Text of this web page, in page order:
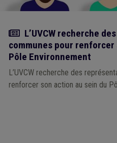
Actualité
L’UVCW recherche
communes pour
Pôle Environnement
L’UVCW recherche des
renforcer son action au sein du